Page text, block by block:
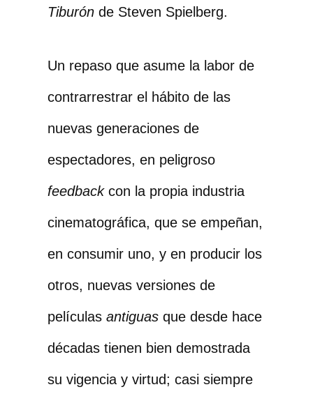
Tiburón de Steven Spielberg.
Un repaso que asume la labor de
contrarrestrar el hábito de las
nuevas generaciones de
espectadores, en peligroso
feedbackcon la propia industria
cinematográfica, que se empeñan,
en consumir uno, y en producir los
otros, nuevas versiones de
películas antiguas que desde hace
décadas tienen bien demostrada
su vigencia y virtud; casi siempre